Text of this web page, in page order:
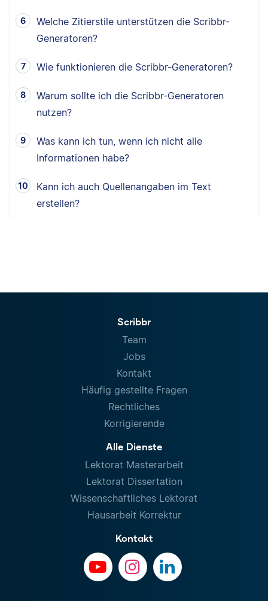
Welche Zitierstile unterstützen die Scribbr-
Generatoren?
Wie funktionieren die Scribbr-Generatoren?
Warum sollte ich die Scribbr-Generatoren
nutzen?
Was kann ich tun, wenn ich nicht alle
Informationen habe?
Kann ich auch Quellenangaben im Text
erstellen?
Scribbr
Team
Jobs
Kontakt
Häufig gestellte Fragen
Rechtliches
Korrigierende
Alle Dienste
Lektorat Masterarbeit
Lektorat Dissertation
Wissenschaftliches Lektorat
Hausarbeit Korrektur
Kontakt